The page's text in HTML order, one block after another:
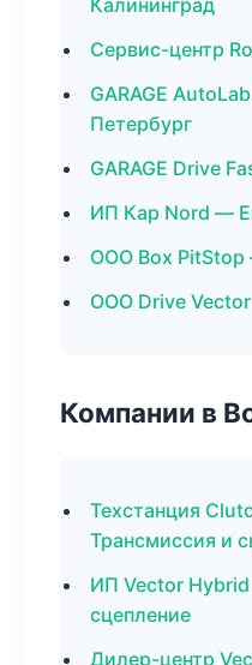
Калининград
Сервис-центр
GARAGE
Петербург
GARAGE Drive
ИП Кар Nord —
ООО Box PitStop
ООО Drive
Компании в
Техстанция
Трансмиссия и
ИП Vector
сцепление
Дилер-центр